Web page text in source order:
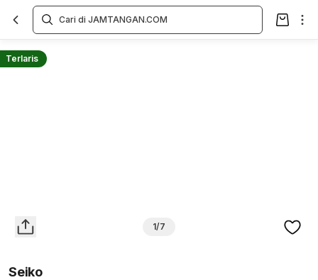
Terlaris
1/7
Seiko
Overview